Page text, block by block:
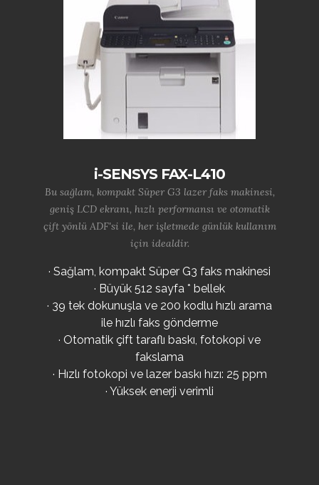
i-SENSYS FAX-L410
Bu sağlam, kompakt Süper G3 lazer faks makinesi,
geniş LCD ekranı, hızlı performansı ve otomatik
çift yönlü ADF'si ile, her işletmede günlük kullanım
için idealdir.
· Sağlam, kompakt Süper G3 faks makinesi
· Büyük 512 sayfa * bellek
· 39 tek dokunuşla ve 200 kodlu hızlı arama
ile hızlı faks gönderme
· Otomatik çift taraflı baskı, fotokopi ve
fakslama
· Hızlı fotokopi ve lazer baskı hızı: 25 ppm
· Yüksek enerji verimli